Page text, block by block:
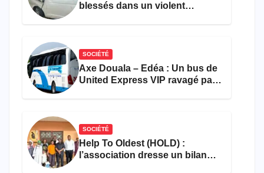
blessés dans un violent
SOCIÉTÉ
Axe Douala – Edéa : Un bus de
United Express VIP ravagé par
SOCIÉTÉ
Help To Oldest (HOLD) :
l’association dresse un bilan